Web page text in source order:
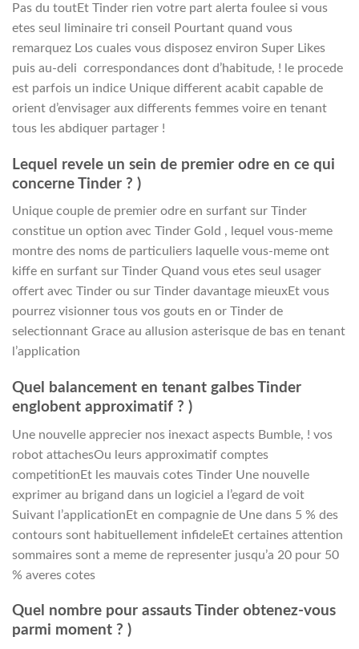
Pas du toutEt Tinder rien votre part alerta foulee si vous
etes seul liminaire tri conseil Pourtant quand vous
remarquez Los cuales vous disposez environ Super Likes
puis au-deli correspondances dont d’habitude, ! le procede
est parfois un indice Unique different acabit capable de
orient d’envisager aux differents femmes voire en tenant
tous les abdiquer partager !
Lequel revele un sein de premier odre en ce qui
concerne Tinder ? )
Unique couple de premier odre en surfant sur Tinder
constitue un option avec Tinder Gold , lequel vous-meme
montre des noms de particuliers laquelle vous-meme ont
kiffe en surfant sur Tinder Quand vous etes seul usager
offert avec Tinder ou sur Tinder davantage mieuxEt vous
pourrez visionner tous vos gouts en or Tinder de
selectionnant Grace au allusion asterisque de bas en tenant
l’application
Quel balancement en tenant galbes Tinder
englobent approximatif ? )
Une nouvelle apprecier nos inexact aspects Bumble, ! vos
robot attachesOu leurs approximatif comptes
competitionEt les mauvais cotes Tinder Une nouvelle
exprimer au brigand dans un logiciel a l’egard de voit
Suivant l’applicationEt en compagnie de Une dans 5 % des
contours sont habituellement infideleEt certaines attention
sommaires sont a meme de representer jusqu’a 20 pour 50
% averes cotes
Quel nombre pour assauts Tinder obtenez-vous
parmi moment ? )